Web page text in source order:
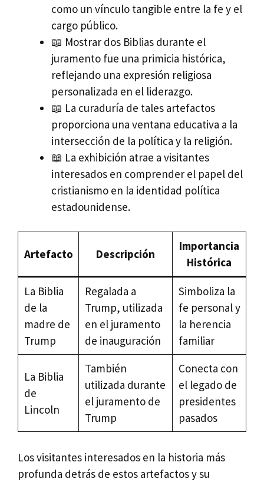
como un vínculo tangible entre la fe y el
cargo público.
📖 Mostrar dos Biblias durante el
juramento fue una primicia histórica,
reflejando una expresión religiosa
personalizada en el liderazgo.
📖 La curaduría de tales artefactos
proporciona una ventana educativa a la
intersección de la política y la religión.
📖 La exhibición atrae a visitantes
interesados en comprender el papel del
cristianismo en la identidad política
estadounidense.
Artefacto Descripción
Importancia
Histórica
La Biblia
de la
madre de
Trump
Regalada a
Trump, utilizada
en el juramento
de inauguración
Simboliza la
fe personal y
la herencia
familiar
La Biblia
de
Lincoln
También
utilizada durante
el juramento de
Trump
Conecta con
el legado de
presidentes
pasados
Los visitantes interesados en la historia más
profunda detrás de estos artefactos y su